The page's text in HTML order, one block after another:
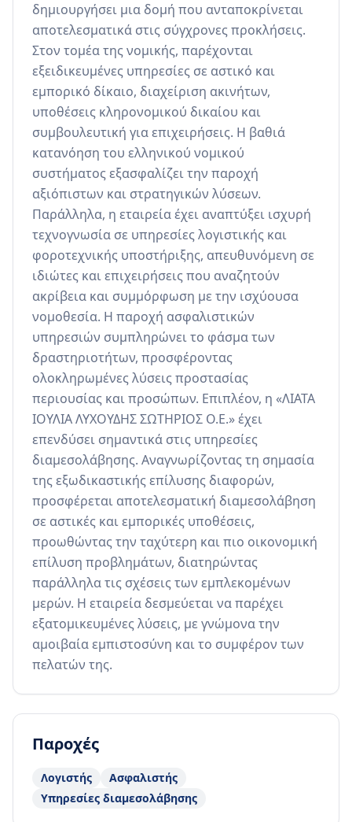
δημιουργήσει μια δομή που ανταποκρίνεται
αποτελεσματικά στις σύγχρονες προκλήσεις.
Στον τομέα της νομικής, παρέχονται
εξειδικευμένες υπηρεσίες σε αστικό και
εμπορικό δίκαιο, διαχείριση ακινήτων,
υποθέσεις κληρονομικού δικαίου και
συμβουλευτική για επιχειρήσεις. Η βαθιά
κατανόηση του ελληνικού νομικού
συστήματος εξασφαλίζει την παροχή
αξιόπιστων και στρατηγικών λύσεων.
Παράλληλα, η εταιρεία έχει αναπτύξει ισχυρή
τεχνογνωσία σε υπηρεσίες λογιστικής και
φοροτεχνικής υποστήριξης, απευθυνόμενη σε
ιδιώτες και επιχειρήσεις που αναζητούν
ακρίβεια και συμμόρφωση με την ισχύουσα
νομοθεσία. Η παροχή ασφαλιστικών
υπηρεσιών συμπληρώνει το φάσμα των
δραστηριοτήτων, προσφέροντας
ολοκληρωμένες λύσεις προστασίας
περιουσίας και προσώπων. Επιπλέον, η «ΛΙΑΤΑ
ΙΟΥΛΙΑ ΛΥΧΟΥΔΗΣ ΣΩΤΗΡΙΟΣ Ο.Ε.» έχει
επενδύσει σημαντικά στις υπηρεσίες
διαμεσολάβησης. Αναγνωρίζοντας τη σημασία
της εξωδικαστικής επίλυσης διαφορών,
προσφέρεται αποτελεσματική διαμεσολάβηση
σε αστικές και εμπορικές υποθέσεις,
προωθώντας την ταχύτερη και πιο οικονομική
επίλυση προβλημάτων, διατηρώντας
παράλληλα τις σχέσεις των εμπλεκομένων
μερών. Η εταιρεία δεσμεύεται να παρέχει
εξατομικευμένες λύσεις, με γνώμονα την
αμοιβαία εμπιστοσύνη και το συμφέρον των
πελατών της.
Παροχές
Λογιστής
Ασφαλιστής
Υπηρεσίες διαμεσολάβησης